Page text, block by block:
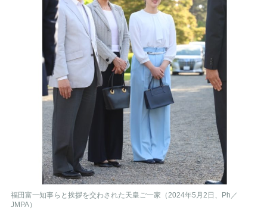
福田富一知事らと挨拶を交わされた天皇ご一家（2024年5月2日、Ph／
JMPA）